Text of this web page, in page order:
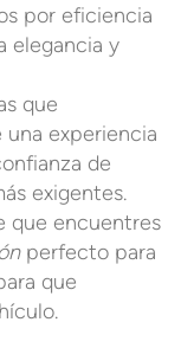
por eficiencia
elegancia y
que
experiencia
de
exigentes.
que encuentres
perfecto para
que